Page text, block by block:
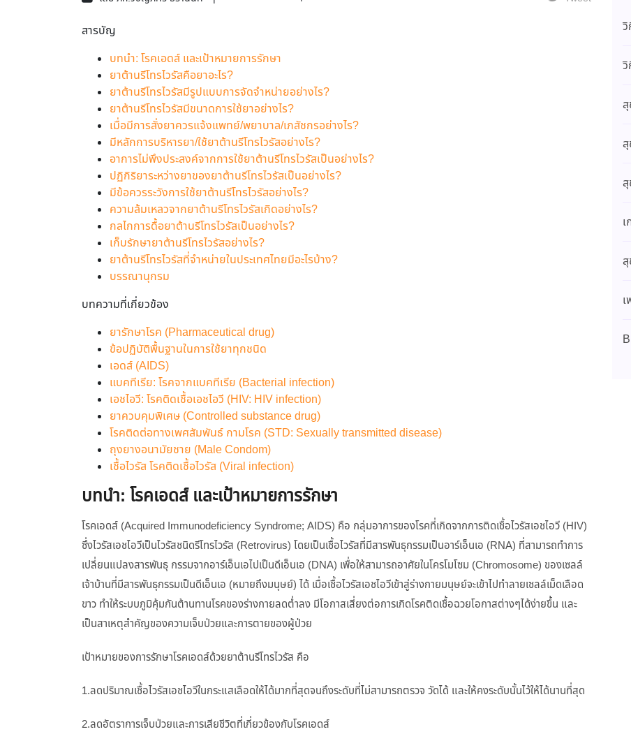
สารบัญ
บทนำ: โรคเอดส์ และเป้าหมายการรักษา
ยาต้านรีโทรไวรัสคือยาอะไร?
ยาต้านรีโทรไวรัสมีรูปแบบการจัดจำหน่ายอย่างไร?
ยาต้านรีโทรไวรัสมีขนาดการใช้ยาอย่างไร?
เมื่อมีการสั่งยาควรแจ้งแพทย์/พยาบาล/เภสัชกรอย่างไร?
มีหลักการบริหารยา/ใช้ยาต้านรีโทรไวรัสอย่างไร?
อาการไม่พึงประสงค์จากการใช้ยาต้านรีโทรไวรัสเป็นอย่างไร?
ปฏิกิริยาระหว่างยาของยาต้านรีโทรไวรัสเป็นอย่างไร?
มีข้อควรระวังการใช้ยาต้านรีโทรไวรัสอย่างไร?
ความล้มเหลวจากยาต้านรีโทรไวรัสเกิดอย่างไร?
กลไกการดื้อยาต้านรีโทรไวรัสเป็นอย่างไร?
เก็บรักษายาต้านรีโทรไวรัสอย่างไร?
ยาต้านรีโทรไวรัสที่จำหน่ายในประเทศไทยมีอะไรบ้าง?
บรรณานุกรม
บทความที่เกี่ยวข้อง
ยารักษาโรค (Pharmaceutical drug)
ข้อปฏิบัติพื้นฐานในการใช้ยาทุกชนิด
เอดส์ (AIDS)
แบคทีเรีย: โรคจากแบคทีเรีย (Bacterial infection)
เอชไอวี: โรคติดเชื้อเอชไอวี (HIV: HIV infection)
ยาควบคุมพิเศษ (Controlled substance drug)
โรคติดต่อทางเพศสัมพันธ์ กามโรค (STD: Sexually transmitted disease)
ถุงยางอนามัยชาย (Male Condom)
เชื้อไวรัส โรคติดเชื้อไวรัส (Viral infection)
บทนำ: โรคเอดส์ และเป้าหมายการรักษา
โรคเอดส์ (Acquired Immunodeficiency Syndrome; AIDS) คือ กลุ่มอาการของโรคที่เกิดจากการติดเชื้อไวรัสเอชไอวี (HIV)
ซึ่งไวรัสเอชไอวีเป็นไวรัสชนิดรีโทรไวรัส (Retrovirus) โดยเป็นเชื้อไวรัสที่มีสารพันธุกรรมเป็นอาร์เอ็นเอ (RNA) ที่สามารถทำการ
เปลี่ยนแปลงสารพันธุ กรรมจากอาร์เอ็นเอไปเป็นดีเอ็นเอ (DNA) เพื่อให้สามารถอาศัยในโครโมโซม (Chromosome) ของเซลล์
เจ้าบ้านที่มีสารพันธุกรรมเป็นดีเอ็นเอ (หมายถึงมนุษย์) ได้ เมื่อเชื้อไวรัสเอชไอวีเข้าสู่ร่างกายมนุษย์จะเข้าไปทำลายเซลล์เม็ดเลือด
ขาว ทำให้ระบบภูมิคุ้มกันต้านทานโรคของร่างกายลดต่ำลง มีโอกาสเสี่ยงต่อการเกิดโรคติดเชื้อฉวยโอกาสต่างๆได้ง่ายขึ้น และ
เป็นสาเหตุสำคัญของความเจ็บป่วยและการตายของผู้ป่วย
เป้าหมายของการรักษาโรคเอดส์ด้วยยาต้านรีโทรไวรัส คือ
1.ลดปริมาณเชื้อไวรัสเอชไอวีในกระแสเลือดให้ได้มากที่สุดจนถึงระดับที่ไม่สามารถตรวจ วัดได้ และให้คงระดับนั้นไว้ให้ได้นานที่สุด
2.ลดอัตราการเจ็บป่วยและการเสียชีวิตที่เกี่ยวข้องกับโรคเอดส์
วิ